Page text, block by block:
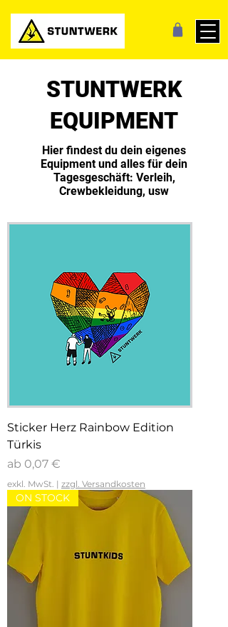
STUNTWERK
EQUIPMENT
Hier findest du dein eigenes
Equipment und alles für dein
Tagesgeschäft: Verleih,
Crewbekleidung, usw
Sticker Herz Rainbow Edition
Türkis
ab 0,07 €
Sale-Preis
exkl. MwSt. | zzgl. Versandkosten
ON STOCK